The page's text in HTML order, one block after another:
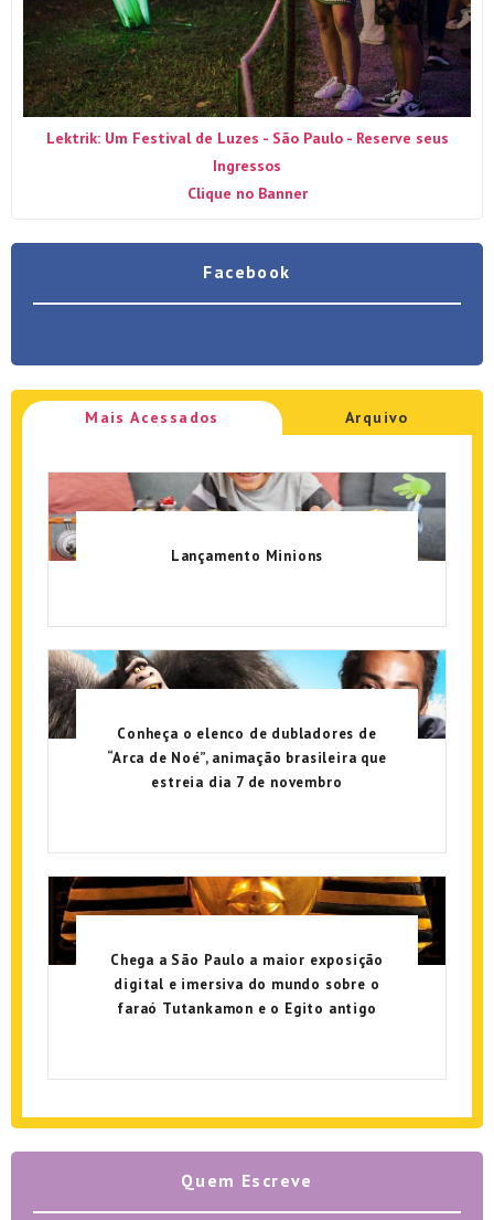
Lektrik: Um Festival de Luzes - São Paulo - Reserve seus
Ingressos
Clique no Banner
Facebook
Mais Acessados Arquivo
Lançamento Minions
Conheça o elenco de dubladores de
“Arca de Noé”, animação brasileira que
estreia dia 7 de novembro
Chega a São Paulo a maior exposição
digital e imersiva do mundo sobre o
faraó Tutankamon e o Egito antigo
Quem Escreve